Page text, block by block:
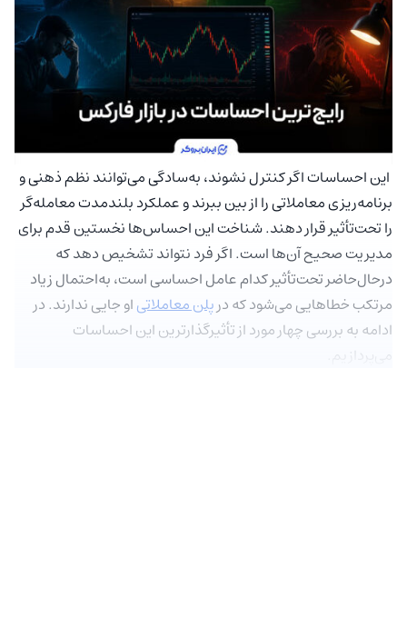
این احساسات اگر کنترل نشوند، به‌سادگی می‌توانند نظم ذهنی و
برنامه‌ریزی معاملاتی را از بین ببرند و عملکرد بلندمدت معامله‌گر
را تحت‌تأثیر قرار دهند. شناخت این احساس‌ها نخستین قدم برای
مدیریت صحیح آن‌ها است. اگر فرد نتواند تشخیص دهد که
درحال‌حاضر تحت‌تأثیر کدام عامل احساسی است، به‌احتمال زیاد
مرتکب خطاهایی می‌شود که درپلن معاملاتیاو جایی ندارند. در
ادامه به بررسی چهار مورد از تأثیرگذارترین این احساسات
می‌پردازیم.